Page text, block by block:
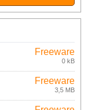
Freeware
0 kB
Freeware
3,5 MB